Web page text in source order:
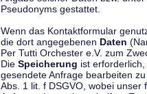
Pseudonyms gestattet.
Wenn das Kontaktformular
die dort angegebenen Daten
Per Tutti Orchester e.V. zum
Die Speicherung ist
gesendete Anfrage bearbeiten
Abs. 1 lit. f DSGVO, wobei